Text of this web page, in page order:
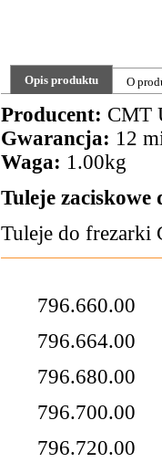
Opis produktu O
Producent: CMT
Gwarancja: 12
Waga: 1.00kg
Tuleje
Tuleje do frezarki
796.660.00
796.664.00
796.680.00
796.700.00
796.720.00